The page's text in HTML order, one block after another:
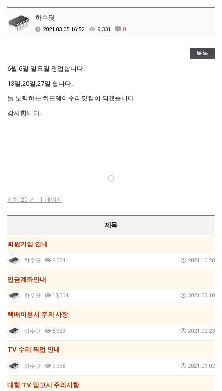
하수닷
2021.03.05 16:52 9,331 0
목록
6월 6일 일요일 영업합니다.
13일,20일,27일 쉽니다.
늘 노력하는 하드웨어수리닷컴이 되겠습니다.
감사합니다.
전체 20 건 - 1 페이지
제목
회원가입 안내
하수닷 9,024 2021.10.20
입금계좌안내
하수닷 10,364 2021.03.10
택배이용시 주의 사항
하수닷 8,323 2021.02.23
TV 수리 픽업 안내
하수닷 9,938 2021.03.02
대형 TV 입고시 주의사항